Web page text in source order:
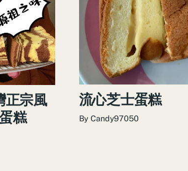
正宗風
糕
流心芝士蛋糕
ByCandy97050